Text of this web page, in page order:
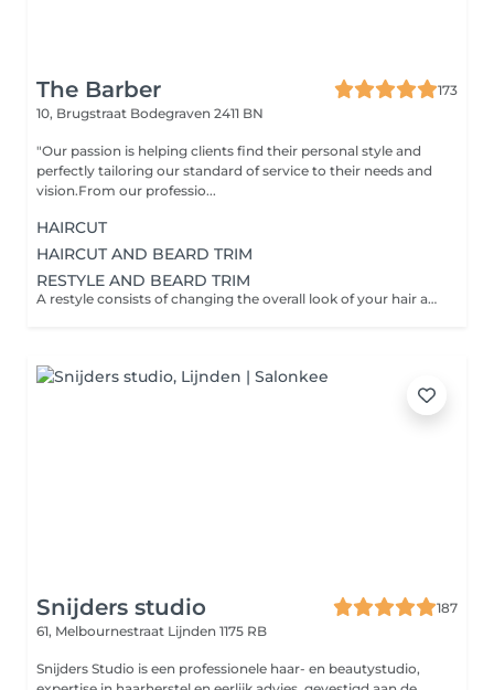
The Barber
173
10, Brugstraat Bodegraven 2411 BN
"Our passion is helping clients find their personal style and
perfectly tailoring our standard of service to their needs and
vision.From our professio...
HAIRCUT
HAIRCUT AND BEARD TRIM
RESTYLE AND BEARD TRIM
A restyle consists of changing the overall look of your hair and consultation with your barber.
Snijders studio
187
61, Melbournestraat Lijnden 1175 RB
Snijders Studio is een professionele haar- en beautystudio,